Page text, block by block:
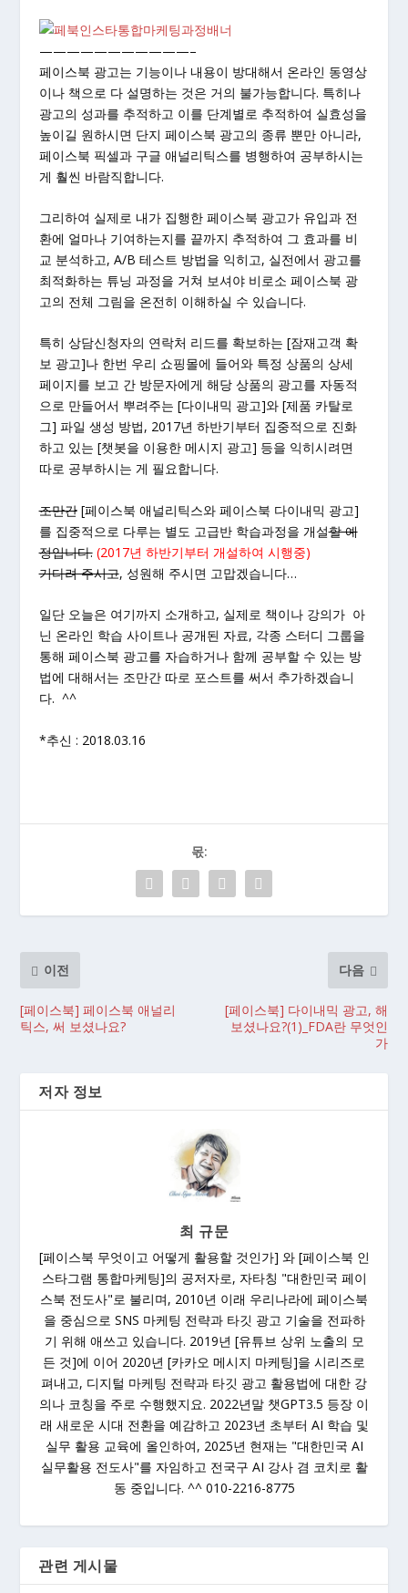
———————————–
페이스북 광고는 기능이나 내용이 방대해서 온라인 동영상
이나 책으로 다 설명하는 것은 거의 불가능합니다. 특히나
광고의 성과를 추적하고 이를 단계별로 추적하여 실효성을
높이길 원하시면 단지 페이스북 광고의 종류 뿐만 아니라,
페이스북 픽셀과 구글 애널리틱스를 병행하여 공부하시는
게 훨씬 바람직합니다.
그리하여 실제로 내가 집행한 페이스북 광고가 유입과 전
환에 얼마나 기여하는지를 끝까지 추적하여 그 효과를 비
교 분석하고, A/B 테스트 방법을 익히고, 실전에서 광고를
최적화하는 튜닝 과정을 거쳐 보셔야 비로소 페이스북 광
고의 전체 그림을 온전히 이해하실 수 있습니다.
특히 상담신청자의 연락처 리드를 확보하는 [잠재고객 확
보 광고]나 한번 우리 쇼핑몰에 들어와 특정 상품의 상세
페이지를 보고 간 방문자에게 해당 상품의 광고를 자동적
으로 만들어서 뿌려주는 [다이내믹 광고]와 [제품 카탈로
그] 파일 생성 방법, 2017년 하반기부터 집중적으로 진화
하고 있는 [챗봇을 이용한 메시지 광고] 등을 익히시려면
따로 공부하시는 게 필요합니다.
조만간[페이스북 애널리틱스와 페이스북 다이내믹 광고]
를 집중적으로 다루는 별도 고급반 학습과정을 개설할 예
정입니다.(2017년 하반기부터 개설하여 시행중)
기다려 주시고, 성원해 주시면 고맙겠습니다…
일단 오늘은 여기까지 소개하고, 실제로 책이나 강의가 아
닌 온라인 학습 사이트나 공개된 자료, 각종 스터디 그룹을
통해 페이스북 광고를 자습하거나 함께 공부할 수 있는 방
법에 대해서는 조만간 따로 포스트를 써서 추가하겠습니
다. ^^
*추신 : 2018.03.16
몫:
이전
[페이스북] 페이스북 애널리
틱스, 써 보셨나요?
다음
[페이스북] 다이내믹 광고, 해
보셨나요?(1)_FDA란 무엇인
가
저자 정보
최 규문
[페이스북 무엇이고 어떻게 활용할 것인가] 와 [페이스북 인
스타그램 통합마케팅]의 공저자로, 자타칭 "대한민국 페이
스북 전도사"로 불리며, 2010년 이래 우리나라에 페이스북
을 중심으로 SNS 마케팅 전략과 타깃 광고 기술을 전파하
기 위해 애쓰고 있습니다. 2019년 [유튜브 상위 노출의 모
든 것]에 이어 2020년 [카카오 메시지 마케팅]을 시리즈로
펴내고, 디지털 마케팅 전략과 타깃 광고 활용법에 대한 강
의나 코칭을 주로 수행했지요. 2022년말 챗GPT3.5 등장 이
래 새로운 시대 전환을 예감하고 2023년 초부터 AI 학습 및
실무 활용 교육에 올인하여, 2025년 현재는 "대한민국 AI
실무활용 전도사"를 자임하고 전국구 AI 강사 겸 코치로 활
동 중입니다. ^^ 010-2216-8775
관련 게시물